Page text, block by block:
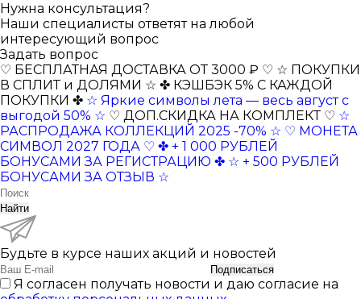
Нужна консультация?
Наши специалисты ответят на любой
интересующий вопрос
Задать вопрос
♡ БЕСПЛАТНАЯ ДОСТАВКА ОТ 3000 ₽ ♡ ☆ ПОКУПКИ
В СПЛИТ и ДОЛЯМИ ☆ ✤ КЭШБЭК 5% С КАЖДОЙ
ПОКУПКИ ✤ ☆ Яркие символы лета — весь август с
выгодой 50% ☆ ♡ ДОП.СКИДКА НА КОМПЛЕКТ ♡ ☆
РАСПРОДАЖА КОЛЛЕКЦИЙ 2025 -70% ☆ ♡ МОНЕТА
СИМВОЛ 2027 ГОДА ♡ ✤ + 1 000 РУБЛЕЙ
БОНУСАМИ ЗА РЕГИСТРАЦИЮ ✤ ☆ + 500 РУБЛЕЙ
БОНУСАМИ ЗА ОТЗЫВ ☆
Найти
Будьте в курсе наших акций и новостей
Подписаться
Я согласен получать новости и даю согласие на